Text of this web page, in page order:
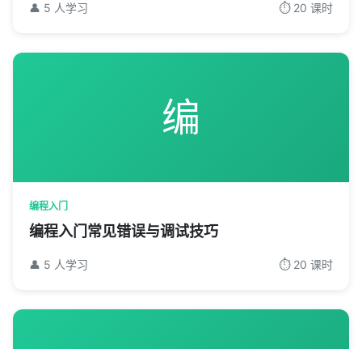
👤 5 人学习 ⏱️ 20 课时
编
编程入门
编程入门常见错误与调试技巧
👤 5 人学习 ⏱️ 20 课时